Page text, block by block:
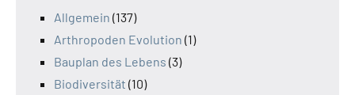
Allgemein (137)
Arthropoden Evolution (1)
Bauplan des Lebens (3)
Biodiversität (10)